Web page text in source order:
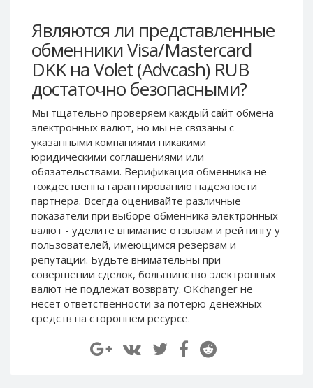
Являются ли представленные
обменники Visa/Mastercard
DKK на Volet (Advcash) RUB
достаточно безопасными?
Мы тщательно проверяем каждый сайт обмена
электронных валют, но мы не связаны c
указанными компаниями никакими
юридическими соглашениями или
обязательствами. Верификация обменника не
тождественна гарантированию надежности
партнера. Всегда оценивайте различные
показатели при выборе обменника электронных
валют - уделите внимание отзывам и рейтингу у
пользователей, имеющимся резервам и
репутации. Будьте внимательны при
совершении сделок, большинство электронных
валют не подлежат возврату. OKchanger не
несет ответственности за потерю денежных
средств на стороннем ресурсе.
AliPay CNY
UnionPay CNY
Paymer USD
Paymer RUB
Capitalist USD
Capitalist RUB
Capitalist EUR
Payoneer USD
Payoneer EUR
Revolut Binance USD
(BUSD)
Revolut USD
Revolut EUR
Revolut GBP
Global24 UAH
Piastrix RUB
UnionPay CNY
Paymer USD
Paymer RUB
Paymer UAH
Capitalist USD
Capitalist RUB
Capitalist EUR
Payoneer USD
Payoneer EUR
Revolut Binance USD
(BUSD)
Revolut USD
Revolut EUR
Revolut GBP
Piastrix RUB